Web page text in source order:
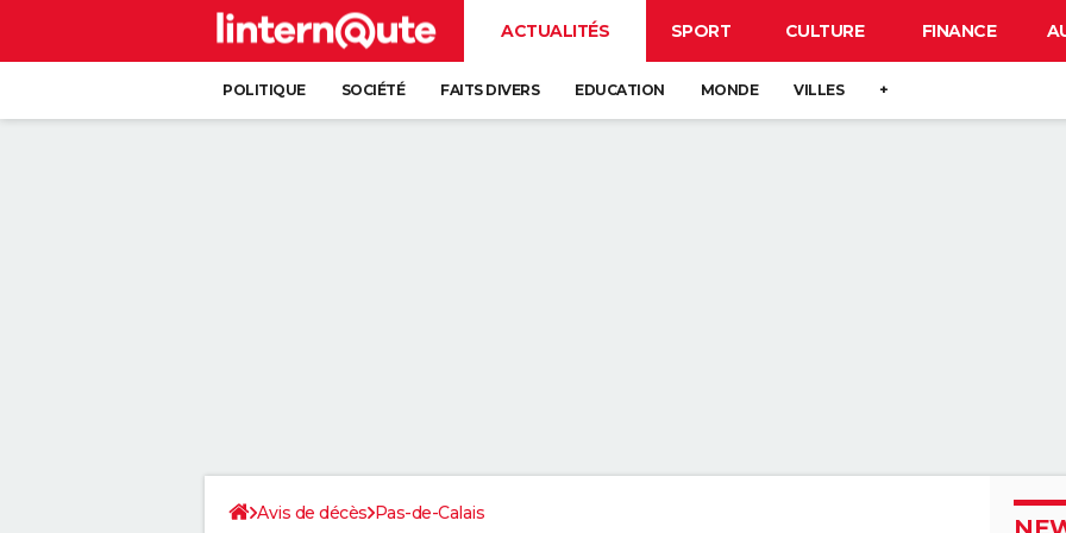
ACTUALITÉS SPORT CULTURE FINANCE
POLITIQUE SOCIÉTÉ FAITS DIVERS EDUCATION MONDE VILLES +
Avis de décès Pas-de-Calais